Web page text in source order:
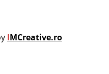
IMCreative.ro